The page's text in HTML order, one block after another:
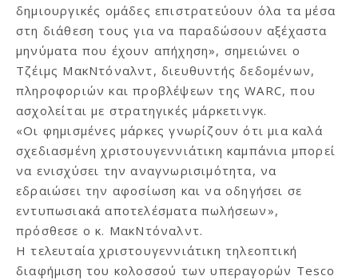
δημιουργικές ομάδες επιστρατεύουν όλα τα μέσα
στη διάθεση τους για να παραδώσουν αξέχαστα
μηνύματα που έχουν απήχηση», σημειώνει ο
Τζέιμς ΜακΝτόναλντ, διευθυντής δεδομένων,
πληροφοριών και προβλέψεων της WARC, που
ασχολείται με στρατηγικές μάρκετινγκ.
«Οι φημισμένες μάρκες γνωρίζουν ότι μια καλά
σχεδιασμένη χριστουγεννιάτικη καμπάνια μπορεί
να ενισχύσει την αναγνωρισιμότητα, να
εδραιώσει την αφοσίωση και να οδηγήσει σε
εντυπωσιακά αποτελέσματα πωλήσεων»,
πρόσθεσε ο κ. MακΝτόναλντ.
Η τελευταία χριστουγεννιάτικη τηλεοπτική
διαφήμιση του κολοσσού των υπεραγορών Tesco